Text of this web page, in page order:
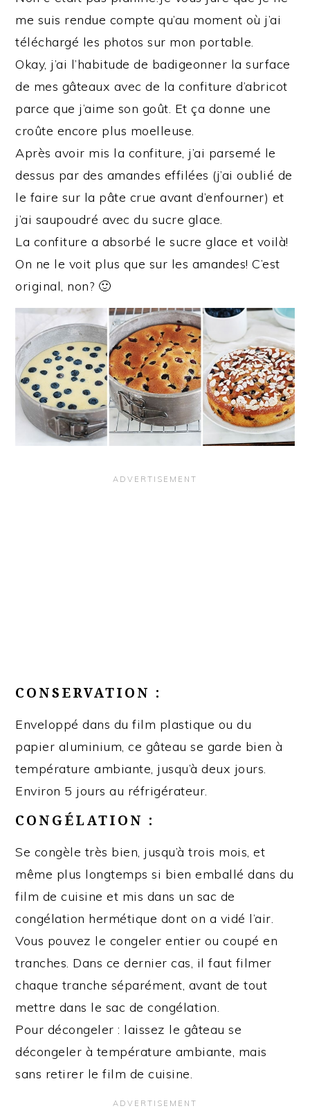
me suis rendue compte qu’au moment où j’ai
téléchargé les photos sur mon portable.
Okay, j’ai l’habitude de badigeonner la surface
de mes gâteaux avec de la confiture d’abricot
parce que j’aime son goût. Et ça donne une
croûte encore plus moelleuse.
Après avoir mis la confiture, j’ai parsemé le
dessus par des amandes effilées (j’ai oublié de
le faire sur la pâte crue avant d’enfourner) et
j’ai saupoudré avec du sucre glace.
La confiture a absorbé le sucre glace et voilà!
On ne le voit plus que sur les amandes! C’est
original, non? 🙂
CONSERVATION :
Enveloppé dans du film plastique ou du
papier aluminium, ce gâteau se garde bien à
température ambiante, jusqu’à deux jours.
Environ 5 jours au réfrigérateur.
CONGÉLATION :
Se congèle très bien, jusqu’à trois mois, et
même plus longtemps si bien emballé dans du
film de cuisine et mis dans un sac de
congélation hermétique dont on a vidé l’air.
Vous pouvez le congeler entier ou coupé en
tranches. Dans ce dernier cas, il faut filmer
chaque tranche séparément, avant de tout
mettre dans le sac de congélation.
Pour décongeler : laissez le gâteau se
décongeler à température ambiante, mais
sans retirer le film de cuisine.